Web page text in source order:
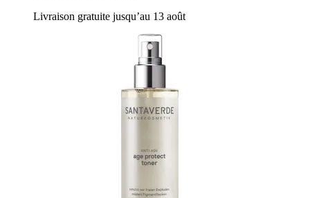
Livraison gratuite jusqu’au 13 août